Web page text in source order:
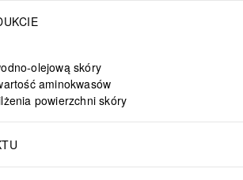
olejową skóry
aminokwasów
powierzchni skóry